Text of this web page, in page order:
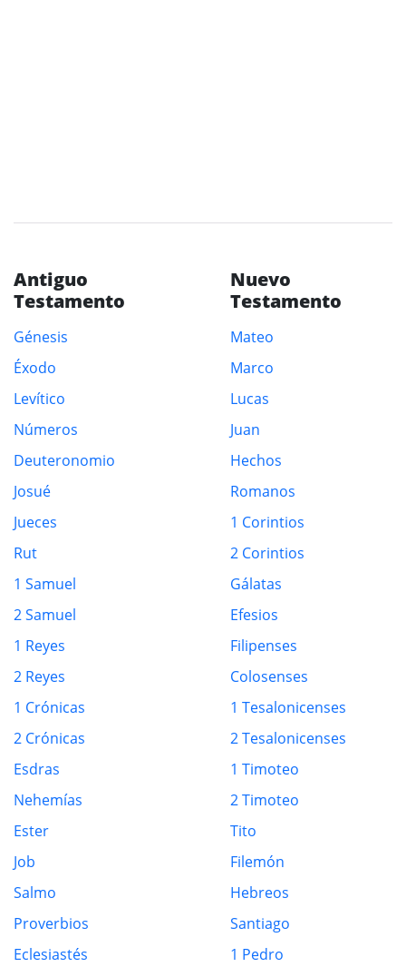
Antiguo
Testamento
Génesis
Éxodo
Levítico
Números
Deuteronomio
Josué
Jueces
Rut
1 Samuel
2 Samuel
1 Reyes
2 Reyes
1 Crónicas
2 Crónicas
Esdras
Nehemías
Ester
Job
Salmo
Proverbios
Eclesiastés
Nuevo
Testamento
Mateo
Marco
Lucas
Juan
Hechos
Romanos
1 Corintios
2 Corintios
Gálatas
Efesios
Filipenses
Colosenses
1 Tesalonicenses
2 Tesalonicenses
1 Timoteo
2 Timoteo
Tito
Filemón
Hebreos
Santiago
1 Pedro